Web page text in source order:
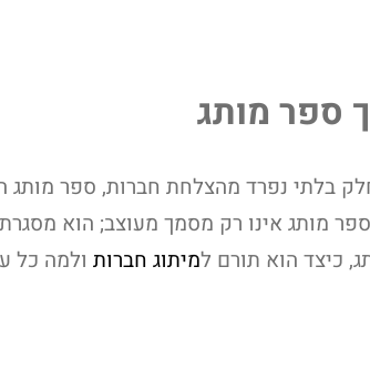
ספר מותג
בלתי נפרד מהצלחת חברות, ספר מותג
כיצד הוא תורם למיתוג חברות ולמה כל